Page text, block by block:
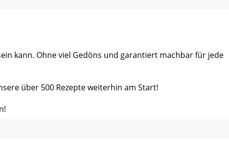
kann. Ohne viel Gedöns und garantiert machbar für jede
über 500 Rezepte weiterhin am Start!